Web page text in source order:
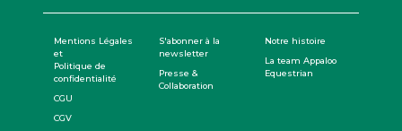
Mentions Légales
et
Politique de
confidentialité
CGU
CGV
S'abonner à la
newsletter
Presse &
Collaboration
Notre histoire
La team Appaloo
Equestrian